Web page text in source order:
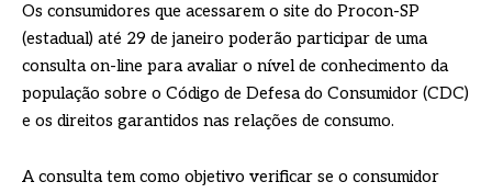
Os consumidores que acessarem o site do Procon-SP
(estadual) até 29 de janeiro poderão participar de uma
consulta on-line para avaliar o nível de conhecimento da
população sobre o Código de Defesa do Consumidor (CDC)
e os direitos garantidos nas relações de consumo.
A consulta tem como objetivo verificar se o consumidor